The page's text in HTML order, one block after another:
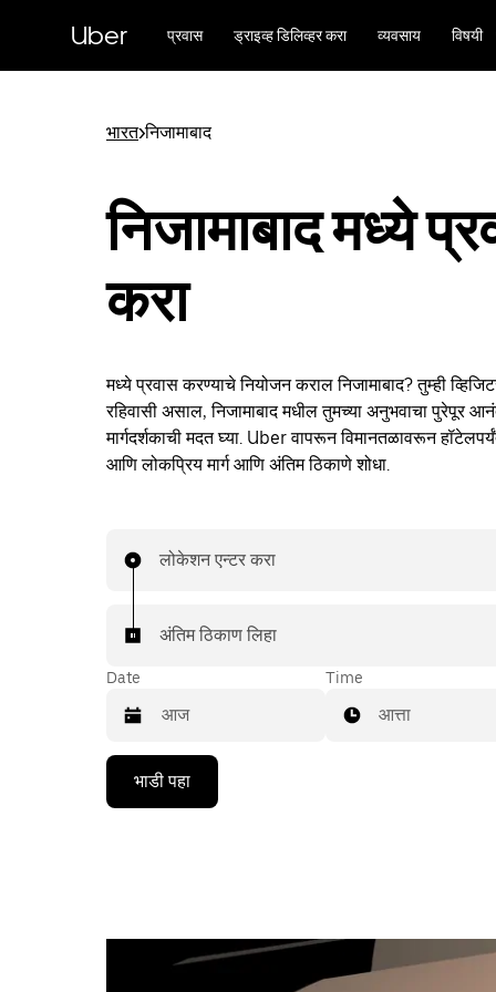
Uber प्रवास ड्राइव्ह डिलिव्हर करा व्यवसाय विषयी
भारत>निजामाबाद
निजामाबाद मध्ये
करा
मध्ये प्रवास करण्याचे नियोजन कराल निजामाबाद? तुम्ही
रहिवासी असाल, निजामाबाद मधील तुमच्या अनुभवाचा पुरेपूर
मार्गदर्शकाची मदत घ्या. Uber वापरून विमानतळावरून
आणि लोकप्रिय मार्ग आणि अंतिम ठिकाणे शोधा.
लोकेशन एन्टर करा
अंतिम ठिकाण लिहा
Date
Press
down
Time
आत्ता
भाडी पहा